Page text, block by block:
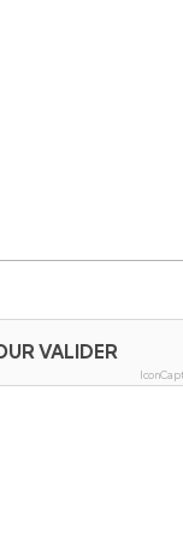
VALIDER